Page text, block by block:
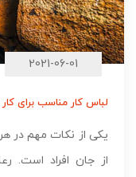
2021-06-01
لباس کار مناسب برای
یکی از نکات مهم در
از جان افراد است.